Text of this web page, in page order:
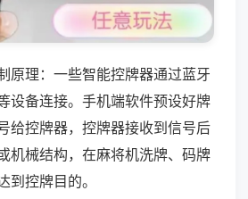
原理：一些智能控牌器通过蓝牙
设备连接。手机端软件预设好牌
给控牌器，控牌器接收到信号后
机械结构，在麻将机洗牌、码牌
到控牌目的。